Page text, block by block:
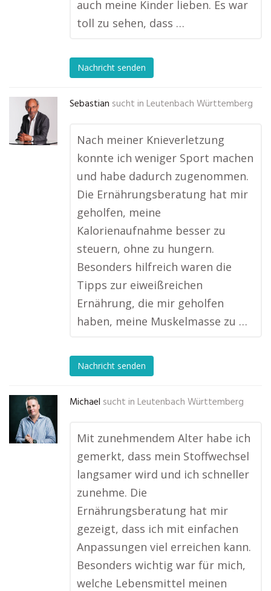
auch meine Kinder lieben. Es war
toll zu sehen, dass …
Nachricht senden
Sebastian sucht in Leutenbach Württemberg
Nach meiner Knieverletzung
konnte ich weniger Sport machen
und habe dadurch zugenommen.
Die Ernährungsberatung hat mir
geholfen, meine
Kalorienaufnahme besser zu
steuern, ohne zu hungern.
Besonders hilfreich waren die
Tipps zur eiweißreichen
Ernährung, die mir geholfen
haben, meine Muskelmasse zu …
Nachricht senden
Michael sucht in Leutenbach Württemberg
Mit zunehmendem Alter habe ich
gemerkt, dass mein Stoffwechsel
langsamer wird und ich schneller
zunehme. Die
Ernährungsberatung hat mir
gezeigt, dass ich mit einfachen
Anpassungen viel erreichen kann.
Besonders wichtig war für mich,
welche Lebensmittel meinen